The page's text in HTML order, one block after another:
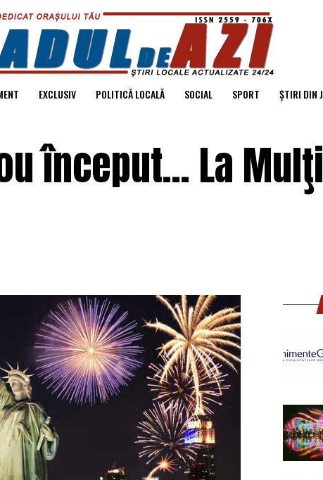
EXCLUSIV POLITICĂ LOCALĂ SOCIAL SPORT ȘTIRI DIN
început… La Mulţi